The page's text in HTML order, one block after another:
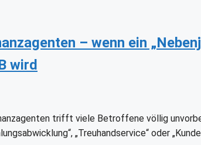
– wenn ein
wird
trifft viele Betroffene völlig
„Treuhandservice“ oder